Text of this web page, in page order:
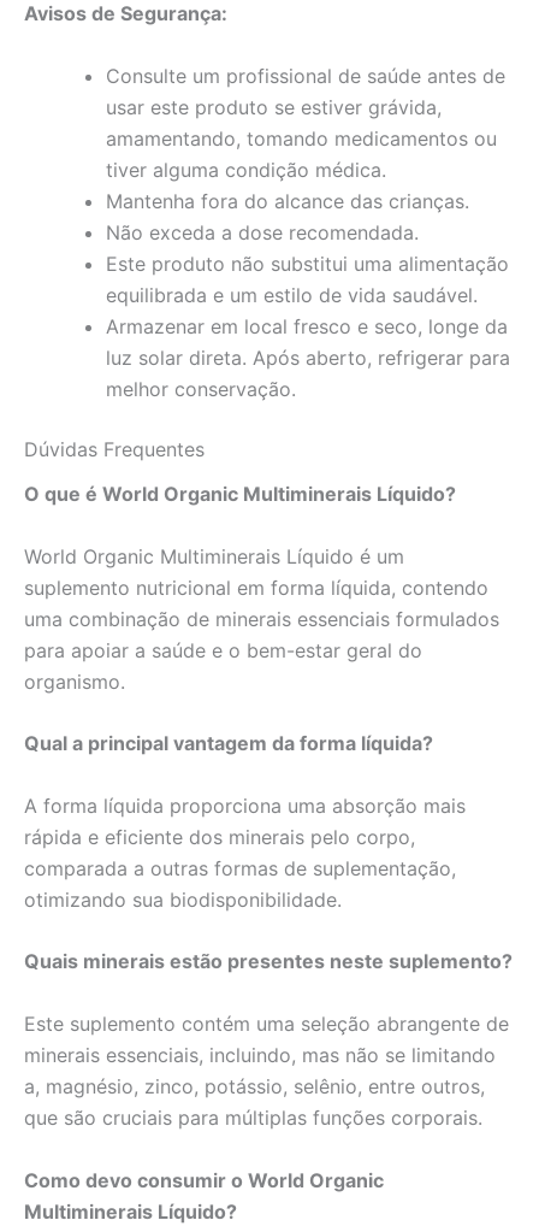
Avisos de Segurança:
Consulte um profissional de saúde antes de
usar este produto se estiver grávida,
amamentando, tomando medicamentos ou
tiver alguma condição médica.
Mantenha fora do alcance das crianças.
Não exceda a dose recomendada.
Este produto não substitui uma alimentação
equilibrada e um estilo de vida saudável.
Armazenar em local fresco e seco, longe da
luz solar direta. Após aberto, refrigerar para
melhor conservação.
Dúvidas Frequentes
O que é World Organic Multiminerais Líquido?
World Organic Multiminerais Líquido é um
suplemento nutricional em forma líquida, contendo
uma combinação de minerais essenciais formulados
para apoiar a saúde e o bem-estar geral do
organismo.
Qual a principal vantagem da forma líquida?
A forma líquida proporciona uma absorção mais
rápida e eficiente dos minerais pelo corpo,
comparada a outras formas de suplementação,
otimizando sua biodisponibilidade.
Quais minerais estão presentes neste suplemento?
Este suplemento contém uma seleção abrangente de
minerais essenciais, incluindo, mas não se limitando
a, magnésio, zinco, potássio, selênio, entre outros,
que são cruciais para múltiplas funções corporais.
Como devo consumir o World Organic
Multiminerais Líquido?